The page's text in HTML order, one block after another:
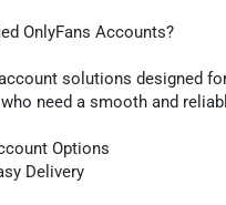
OnlyFans Accounts?
solutions designed
need a smooth and
Options
Delivery